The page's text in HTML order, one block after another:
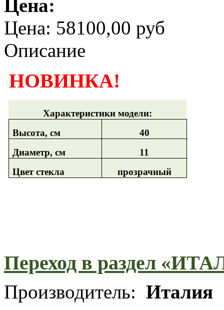
Цена:
Цена: 58100,00 руб
Описание
НОВИНКА!
Характеристики модели:
Высота, см
40
Диаметр, см
11
Цвет стекла
прозрачный
Переход в раздел
Производитель: Италия